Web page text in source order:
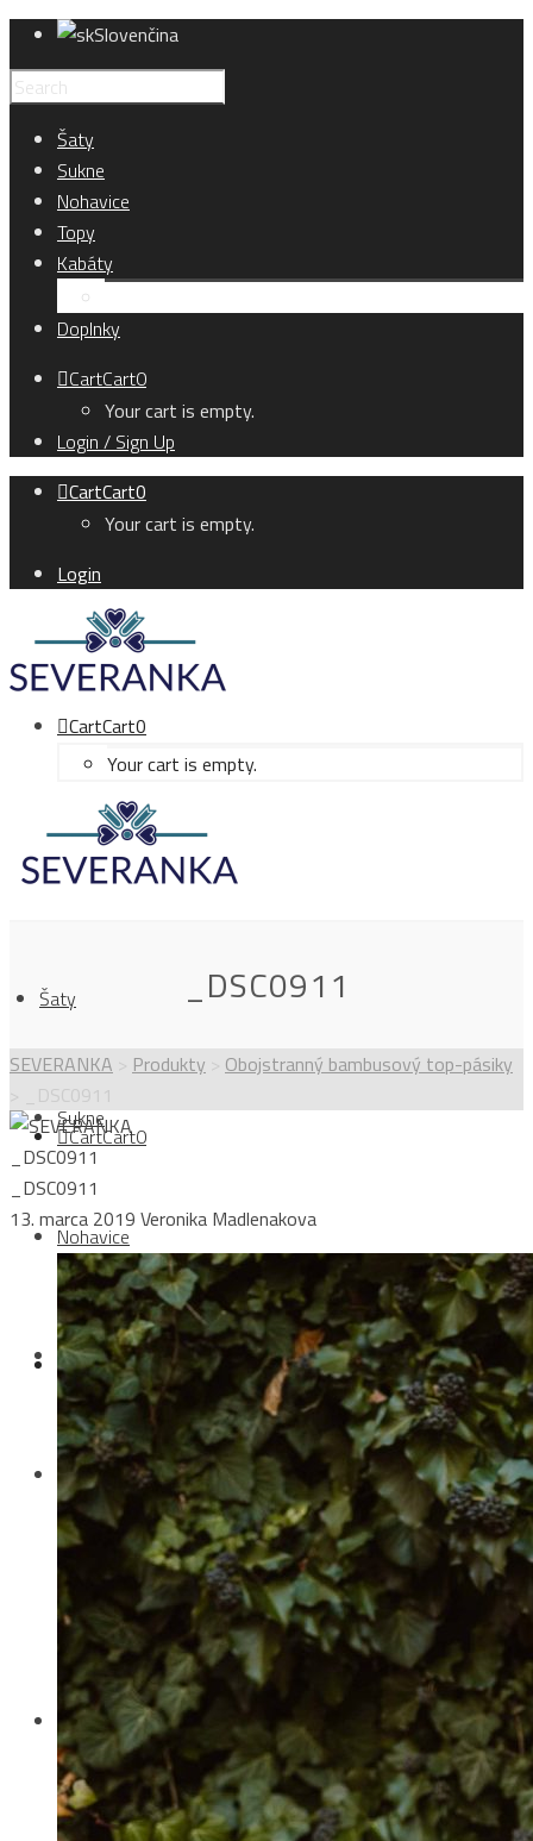
Slovenčina
Šaty
Sukne
Nohavice
Topy
Kabáty
Doplnky
CartCart0
Your cart is empty.
Login / Sign Up
CartCart0
Your cart is empty.
Login
CartCart0
Your cart is empty.
Šaty
Sukne
Nohavice
Topy
Kabáty
Kardigány
Doplnky
CartCart0
Your cart is empty.
Login
Sign Up
_DSC0911
SEVERANKA Produkty
Obojstranný bambusový top-pásiky
_DSC0911
_DSC0911
_DSC0911
13. marca 2019 Veronika Madlenakova